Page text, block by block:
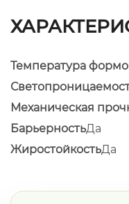
Температура
Механическая
БарьерностьДа
ЖиростойкостьДа